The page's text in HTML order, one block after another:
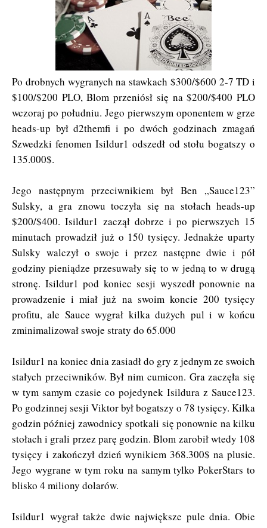
Po drobnych wygranych na stawkach $300/$600 2-7 TD i
$100/$200 PLO, Blom przeniósł się na $200/$400 PLO
wczoraj po południu. Jego pierwszym oponentem w grze
heads-up był d2themfi i po dwóch godzinach zmagań
Szwedzki fenomen Isildur1 odszedł od stołu bogatszy o
135.000$.
Jego następnym przeciwnikiem był Ben „Sauce123”
Sulsky, a gra znowu toczyła się na stołach heads-up
$200/$400. Isildur1 zaczął dobrze i po pierwszych 15
minutach prowadził już o 150 tysięcy. Jednakże uparty
Sulsky walczył o swoje i przez następne dwie i pół
godziny pieniądze przesuwały się to w jedną to w drugą
stronę. Isildur1 pod koniec sesji wyszedł ponownie na
prowadzenie i miał już na swoim koncie 200 tysięcy
profitu, ale Sauce wygrał kilka dużych pul i w końcu
zminimalizował swoje straty do 65.000
Isildur1 na koniec dnia zasiadł do gry z jednym ze swoich
stałych przeciwników. Był nim cumicon. Gra zaczęła się
w tym samym czasie co pojedynek Isildura z Sauce123.
Po godzinnej sesji Viktor był bogatszy o 78 tysięcy. Kilka
godzin później zawodnicy spotkali się ponownie na kilku
stołach i grali przez parę godzin. Blom zarobił wtedy 108
tysięcy i zakończył dzień wynikiem 368.300$ na plusie.
Jego wygrane w tym roku na samym tylko PokerStars to
blisko 4 miliony dolarów.
Isildur1 wygrał także dwie największe pule dnia. Obie